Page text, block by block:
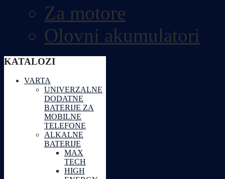
Za motore
Olovni akumulatori
KATALOZI
VARTA
UNIVERZALNE
DODATNE
BATERIJE ZA
MOBILNE
TELEFONE
ALKALNE
BATERIJE
MAX
TECH
HIGH